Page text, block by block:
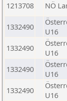
1213708 NÖ
1332490
U16
1332490
U16
1332490
U16
1332490
U16